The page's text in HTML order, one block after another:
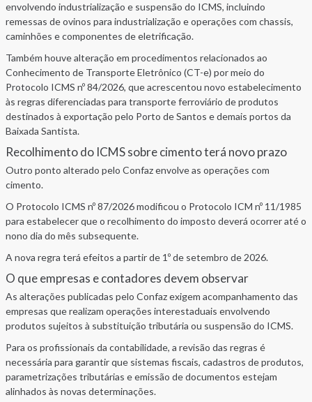
envolvendo industrialização e suspensão do ICMS, incluindo
remessas de ovinos para industrialização e operações com chassis,
caminhões e componentes de eletrificação.
Também houve alteração em procedimentos relacionados ao
Conhecimento de Transporte Eletrônico (CT-e) por meio do
Protocolo ICMS nº 84/2026, que acrescentou novo estabelecimento
às regras diferenciadas para transporte ferroviário de produtos
destinados à exportação pelo Porto de Santos e demais portos da
Baixada Santista.
Recolhimento do ICMS sobre cimento terá novo prazo
Outro ponto alterado pelo Confaz envolve as operações com
cimento.
O Protocolo ICMS nº 87/2026 modificou o Protocolo ICM nº 11/1985
para estabelecer que o recolhimento do imposto deverá ocorrer até o
nono dia do mês subsequente.
A nova regra terá efeitos a partir de 1º de setembro de 2026.
O que empresas e contadores devem observar
As alterações publicadas pelo Confaz exigem acompanhamento das
empresas que realizam operações interestaduais envolvendo
produtos sujeitos à substituição tributária ou suspensão do ICMS.
Para os profissionais da contabilidade, a revisão das regras é
necessária para garantir que sistemas fiscais, cadastros de produtos,
parametrizações tributárias e emissão de documentos estejam
alinhados às novas determinações.